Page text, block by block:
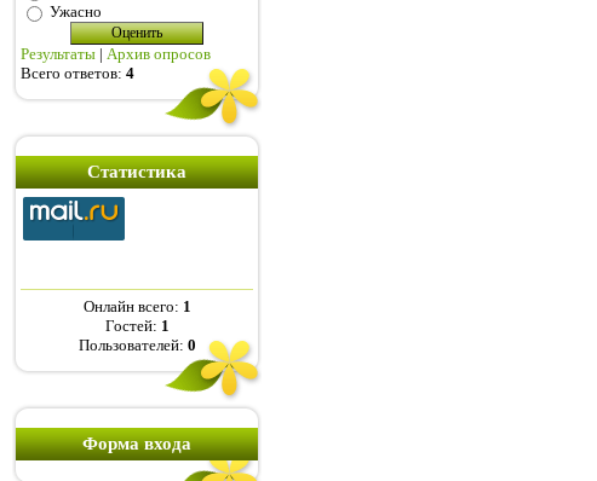
Ужасно
Результаты | Архив опросов
Всего ответов: 4
Статистика
Онлайн всего: 1
Гостей: 1
Пользователей: 0
Форма входа